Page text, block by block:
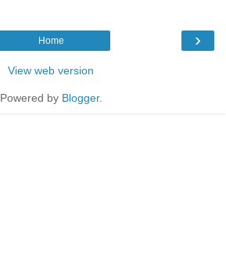
›
Home
View web version
Powered by Blogger.